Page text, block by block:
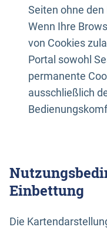
Seiten ohne
Wenn Ihre
von Cookies
Portal sowohl
permanente
ausschließlich
Einbettung
Die